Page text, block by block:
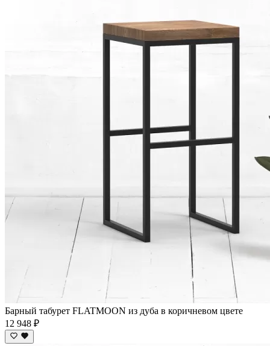
Барный табурет FLATMOON из дуба в коричневом цвете
12 948 ₽